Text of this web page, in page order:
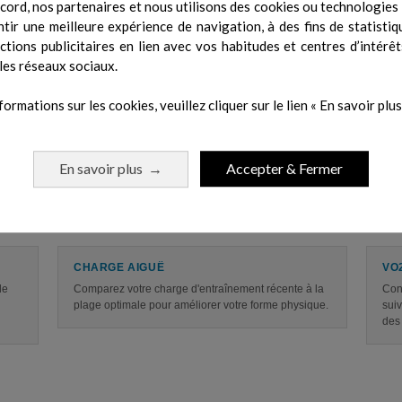
nos partenaires et nous utilisons des cookies ou
une meilleure expérience de navigation, à des fins de
publicitaires en lien avec vos habitudes et centres
réseaux sociaux.
sur les cookies, veuillez cliquer sur le lien « En savoir plus
En savoir plus → Accepter & Fermer
COACH DE SOMMEIL
accompagnement personnalisé sur la quantité de
la
CHARGE AIGUË
Comparez votre charge d'entraînement récente à la
plage optimale pour améliorer votre forme physique.
des